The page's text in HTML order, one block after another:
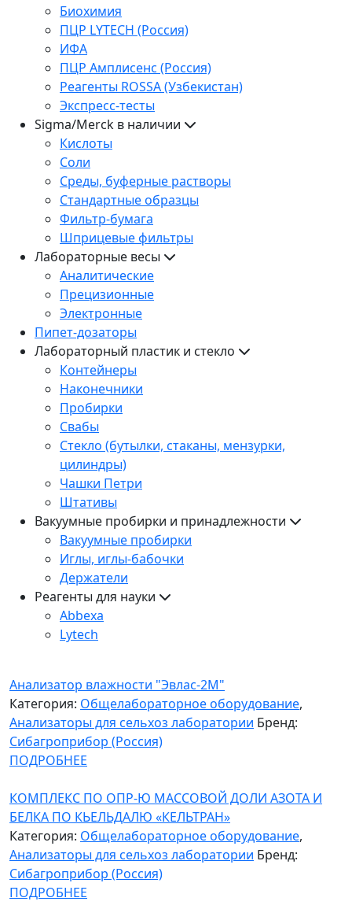
Биохимия
ПЦР LYTECH (Россия)
ИФА
ПЦР Амплисенс (Россия)
Реагенты ROSSA (Узбекистан)
Экспресс-тесты
Sigma/Merck в наличии
Кислоты
Соли
Среды, буферные растворы
Стандартные образцы
Фильтр-бумага
Шприцевые фильтры
Лабораторные весы
Аналитические
Прецизионные
Электронные
Пипет-дозаторы
Лабораторный пластик и стекло
Контейнеры
Наконечники
Пробирки
Свабы
Стекло (бутылки, стаканы, мензурки,
цилиндры)
Чашки Петри
Штативы
Вакуумные пробирки и принадлежности
Вакуумные пробирки
Иглы, иглы-бабочки
Держатели
Реагенты для науки
Abbexa
Lytech
Анализатор влажности "Эвлас-2М"
Категория: Общелабораторное оборудование,
Анализаторы для сельхоз лаборатории Бренд:
Сибагроприбор (Россия)
ПОДРОБНЕЕ
КОМПЛЕКС ПО ОПР-Ю МАССОВОЙ ДОЛИ АЗОТА И
БЕЛКА ПО КЬЕЛЬДАЛЮ «КЕЛЬТРАН»
Категория: Общелабораторное оборудование,
Анализаторы для сельхоз лаборатории Бренд:
Сибагроприбор (Россия)
ПОДРОБНЕЕ